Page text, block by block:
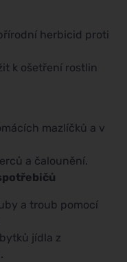
herbicid proti
k ošetření rostlin
mazlíčků a v
a čalounění.
a troub pomocí
jídla z